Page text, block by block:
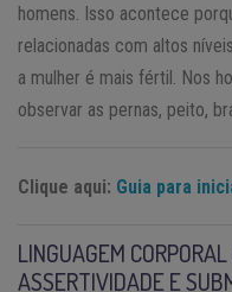
homens. Isso acontece
relacionadas com altos
a mulher é mais fértil. Nos
observar as pernas, peito,
Clique aqui: Guia para
LINGUAGEM
ASSERTIVIDADE E